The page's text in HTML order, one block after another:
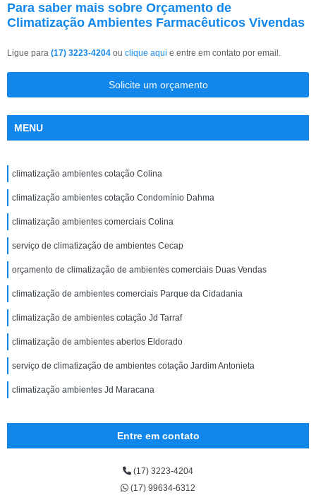
Para saber mais sobre Orçamento de
Climatização Ambientes Farmacêuticos Vivendas
Ligue para (17) 3223-4204 ou clique aqui e entre em contato por email.
Solicite um orçamento
MENU
climatização ambientes cotação Colina
climatização ambientes cotação Condomínio Dahma
climatização ambientes comerciais Colina
serviço de climatização de ambientes Cecap
orçamento de climatização de ambientes comerciais Duas Vendas
climatização de ambientes comerciais Parque da Cidadania
climatização de ambientes cotação Jd Tarraf
climatização de ambientes abertos Eldorado
serviço de climatização de ambientes cotação Jardim Antonieta
climatização ambientes Jd Maracana
Entre em contato
(17) 3223-4204
(17) 99634-6312